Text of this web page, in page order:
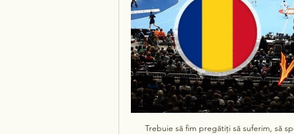
Trebuie să fim pregătiţi să suferim, să